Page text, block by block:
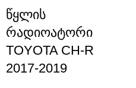
წყლის
რადიოატორი
TOYOTA CH-R
2017-2019